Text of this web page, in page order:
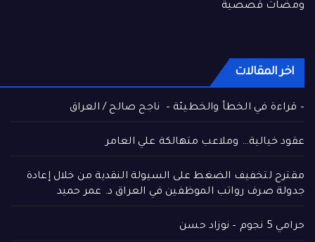
ومضات قصصية
اخر المقالات
– قراءة في الخطأ والخطيئة – ناجح صالح / العراق
عقود خيالية… وملاعب متهالكة علي العامر
مقترح لتخفيف الضغط على السيولة النقدية من خلال إعادة
جدولة صرف رواتب الموظفين في العراق د. عمر حميد
حرامي 5 نجوم – نوزاد حسن